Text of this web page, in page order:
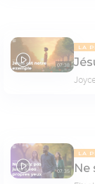
07:38
LA
07:35
LA
Ne